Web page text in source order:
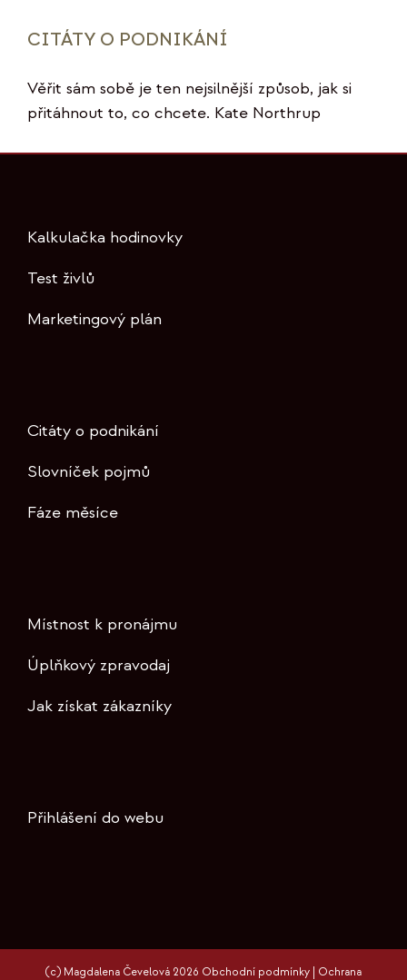
CITÁTY O PODNIKÁNÍ
Věřit sám sobě je ten nejsilnější způsob, jak si
přitáhnout to, co chcete. Kate Northrup
Kalkulačka hodinovky
Test živlů
Marketingový plán
Citáty o podnikání
Slovníček pojmů
Fáze měsíce
Místnost k pronájmu
Úplňkový zpravodaj
Jak získat zákazníky
Přihlášení do webu
(c) Magdalena Čevelová 2026 Obchodní podmínky Ochrana